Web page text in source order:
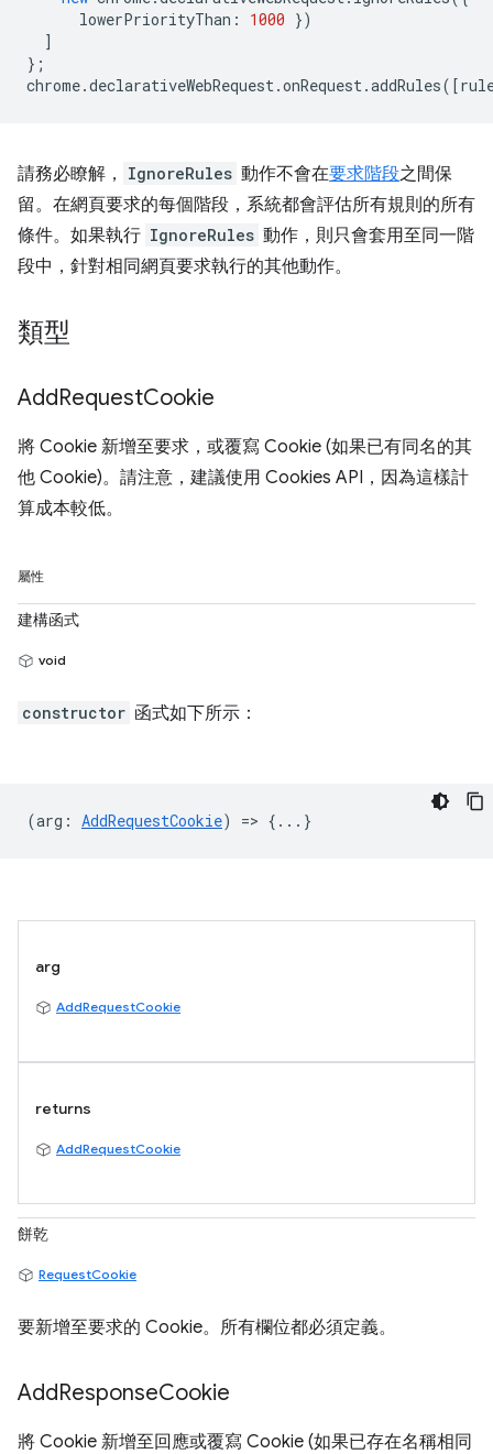
lowerPriorityThan : 1000 })
]
};
chrome.declarativeWebRequest.onRequest.addRules([
請務必瞭解， IgnoreRules 動作不會在要求階段之間保
留。在網頁要求的每個階段，系統都會評估所有規則的所有
條件。如果執行 IgnoreRules 動作，則只會套用至同一階
段中，針對相同網頁要求執行的其他動作。
類型
AddRequestCookie
將 Cookie 新增至要求，或覆寫 Cookie (如果已有同名的其
他 Cookie)。請注意，建議使用 Cookies API，因為這樣計
算成本較低。
屬性
建構函式
void
constructor 函式如下所示：
(arg : AddRequestCookie) => {...}
arg
AddRequestCookie
returns
AddRequestCookie
餅乾
RequestCookie
要新增至要求的 Cookie。所有欄位都必須定義。
AddResponseCookie
將 Cookie 新增至回應或覆寫 Cookie (如果已存在名稱相同